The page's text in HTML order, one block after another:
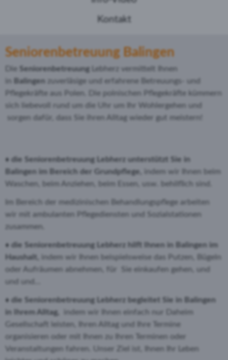
Kontakt
Seniorenbetreuung Balingen
Die Seniorenbetreuung Lebherz vermittelt Ihnen
Balingen zuverläsige und erfahrene Betreuungs- und
Pflegekräfte aus Polen. Die polnischen Pflegekräfte kümmern
sich liebevoll rund um die Uhr um Ihr Wohlergehen und
sorgen dafür, dass Sie ihren Alltag wieder gut meistern!
♦ die Seniorenbetreuung Lebherz unterstützt Sie in
Balingen im Bereich der Grundpflege,
indem wir Ihnen beim
Waschen, beim Anziehen, beim Essen, usw. behilflich sind.
Im Bereich der medizinischen Behandlungspflege arbeiten
wir mit ambulanten Pflegediensten und Sozialstationen
zusammen.
♦ die Seniorenbetreuung Lebherz hilft Ihnen in Balingen im
Haushalt,
indem wir Ihnen beispielsweise das Putzen, Bügeln
oder Aufräumen abnehmen, für Sie einkaufen gehen, und
und und...
♦ die Seniorenbetreuung Lebherz begleitet Sie in Balingen
in Ihrem Alltag,
indem wir Ihnen einfach nur Daheim
Gesellschaft leisten, Ihren Alltag und Ihre Termine
organisieren oder mit Ihnen zu Ihren Terminen oder
Veranstaltungen fahren. Unser Ziel ist, Ihnen Ihr Leben